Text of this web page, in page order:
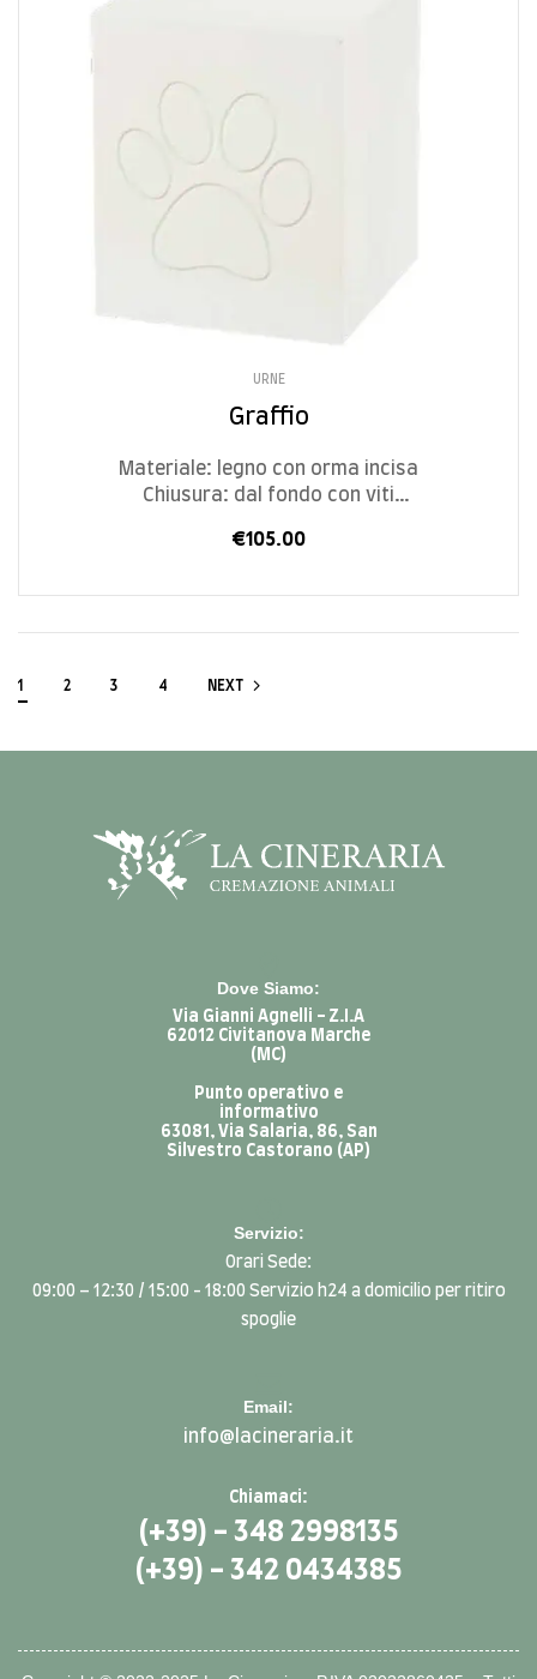
URNE
Graffio
Materiale: legno con orma incisa
Chiusura: dal fondo con viti
cod. GRA M – L 12 x P 12 x H 13 cm – 1,3 L
€105.00
1 2 3 4 NEXT
Dove Siamo:
Via Gianni Agnelli - Z.I.A
62012 Civitanova Marche
(MC)
Punto operativo e
informativo
63081, Via Salaria, 86, San
Silvestro Castorano (AP)
Servizio:
Orari Sede:
09:00 – 12:30 / 15:00 - 18:00 Servizio h24 a domicilio per ritiro
spoglie
Email:
info@lacineraria.it
Chiamaci:
(+39) - 348 2998135
(+39) - 342 0434385